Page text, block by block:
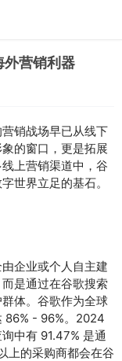
外营销利器
销战场早已从线下
的窗口，更是拓展
上营销渠道中，谷
世界立足的基石。
企业或个人自主建
是通过在谷歌搜索
体。谷歌作为全球
86% - 96%。2024
中有 91.47% 是通
上的采购商都会在谷